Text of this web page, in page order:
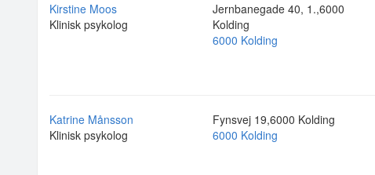
Kirstine Moos
Klinisk psykolog
Jernbanegade 40, 1.,6000
Kolding
6000 Kolding
Katrine Månsson
Klinisk psykolog
Fynsvej 19,6000 Kolding
6000 Kolding